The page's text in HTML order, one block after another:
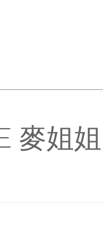
麥姐